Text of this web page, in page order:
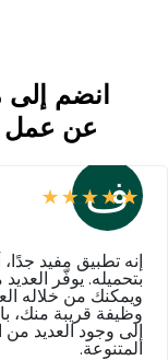
انضم إلى
عن
ف
إنه تطبيق مفيد
بتحميله. يوفّر
ويمكنك من خلاله
وظيفة قريبة منك،
إلى وجود العديد من
المتنوعة.